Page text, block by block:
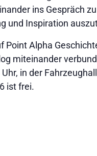
ins Gespräch
und Inspiration
Point Alpha
miteinander
in der
ist frei.